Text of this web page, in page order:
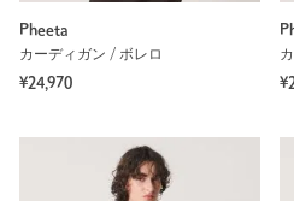
Pheeta
カーディガン / ボレロ
¥24,970